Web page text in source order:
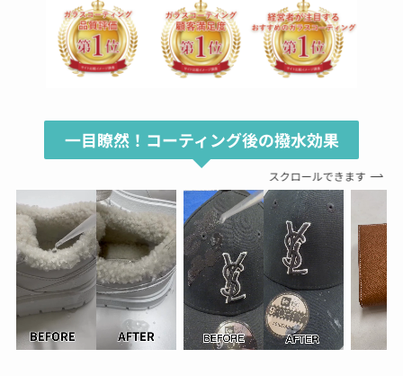
一目瞭然！コーティング後の撥水効果
スクロールできます